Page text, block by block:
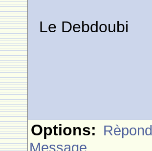
Le Debdoubi
Options:
Message